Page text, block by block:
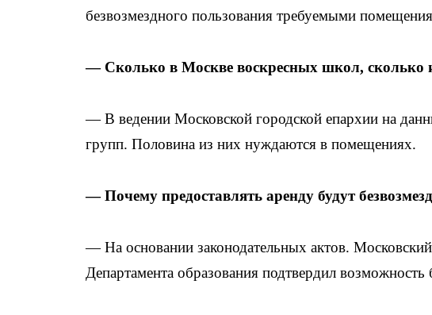
безвозмездного пользования требуемыми
— Сколько в Москве воскресных школ, сколько
— В ведении Московской городской епархии на
групп. Половина из них нуждаются в помещениях.
— Почему предоставлять аренду будут
— На основании законодательных актов.
Департамента образования подтвердил